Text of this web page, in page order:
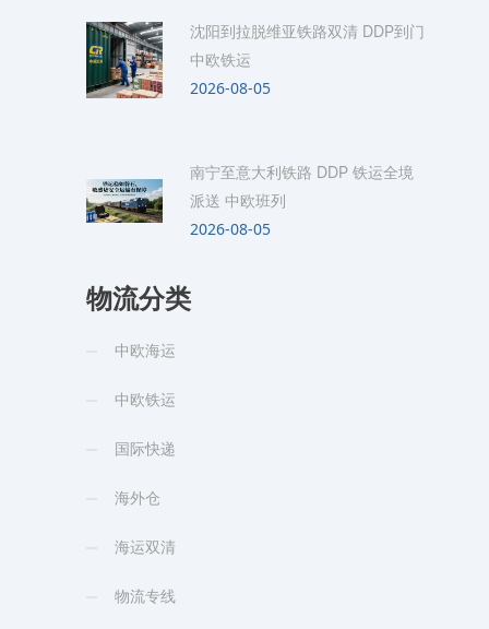
沈阳到拉脱维亚铁路双清 DDP到门
中欧铁运
2026-08-05
南宁至意大利铁路 DDP 铁运全境
派送 中欧班列
2026-08-05
物流分类
中欧海运
中欧铁运
国际快递
海外仓
海运双清
物流专线